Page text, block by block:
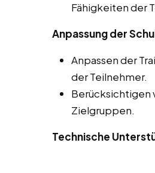
Fähigkeiten der
Anpassung der
Anpassen der
der Teilnehmer.
Berücksichtigen
Zielgruppen.
Technische